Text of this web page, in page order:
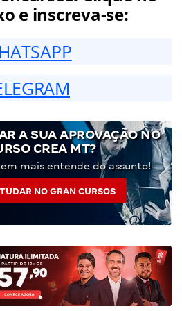
e inscreva-se:
A SUA APROVAÇÃO NO
CREA MT?
mais entende do assunto!
NO GRAN CURSOS